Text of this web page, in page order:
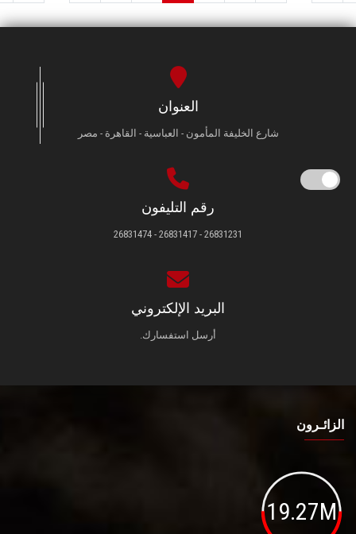
العنوان
شارع الخليفة المأمون - العباسية - القاهرة - مصر
رقم التليفون
26831231 - 26831417 - 26831474
البريد الإلكتروني
أرسل استفسارك.
الزائـرون
19.27M